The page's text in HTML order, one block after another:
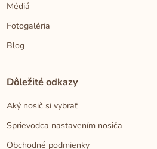
Médiá
Fotogaléria
Blog
Dôležité odkazy
Aký nosič si vybrať
Sprievodca nastavením nosiča
Obchodné podmienky